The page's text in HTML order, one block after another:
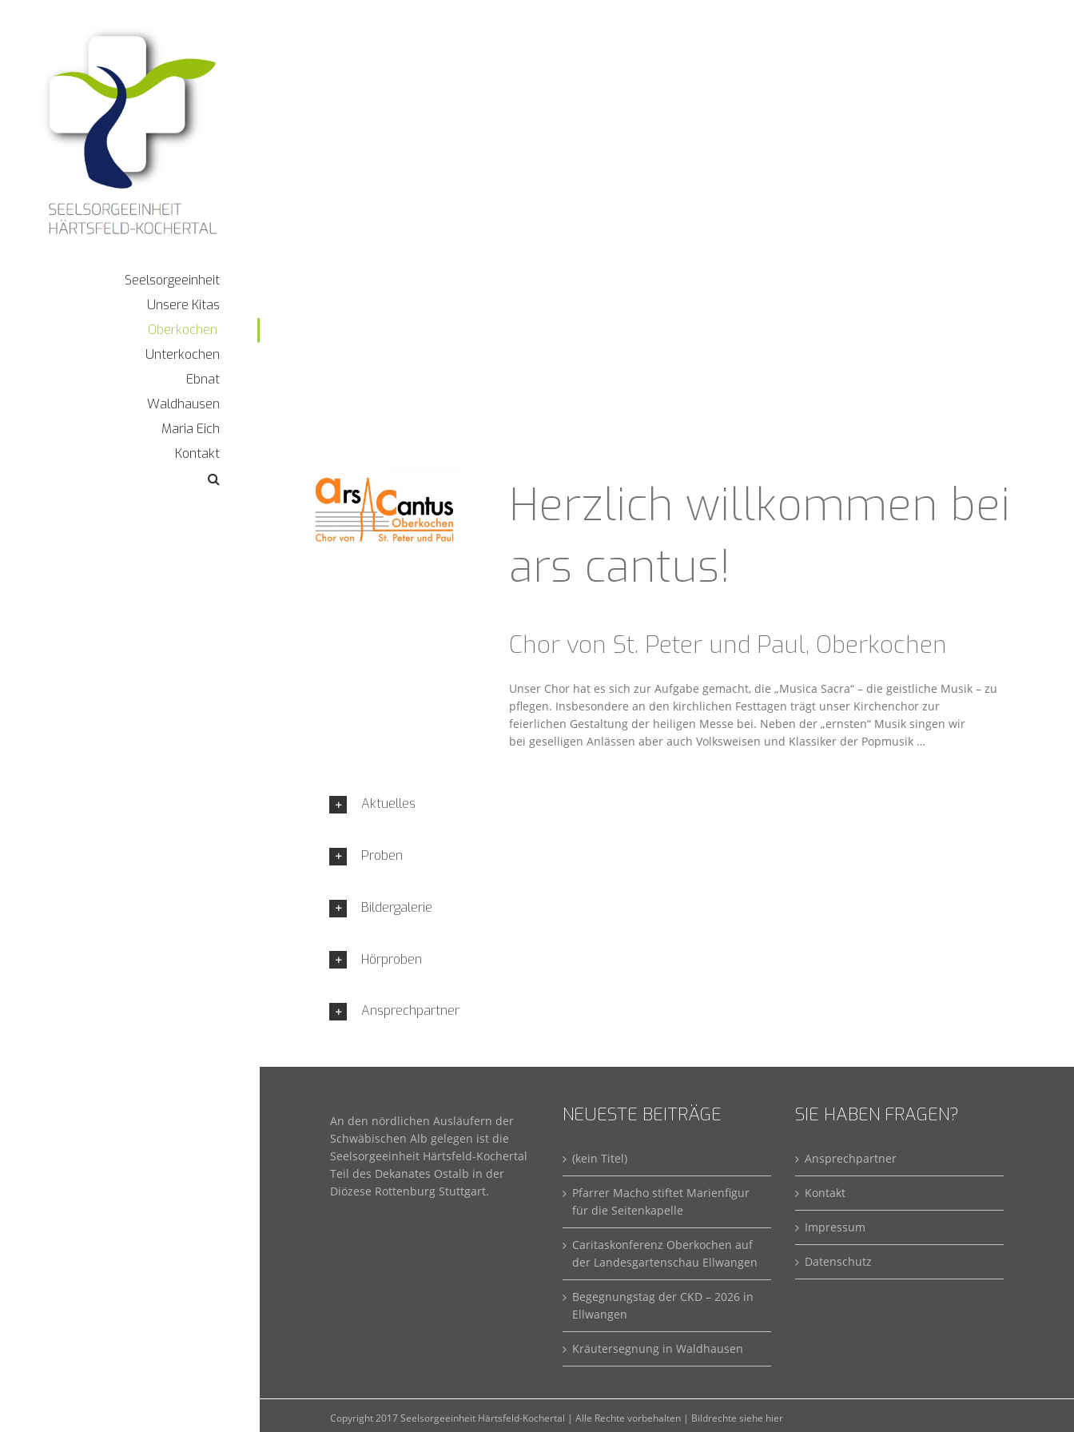
Seelsorgeeinheit
Unsere Kitas
Oberkochen
Unterkochen
Ebnat
Waldhausen
Maria Eich
Kontakt
Herzlich willkommen bei
ars cantus!
Chor von St. Peter und Paul, Oberkochen
Unser Chor hat es sich zur Aufgabe gemacht, die „Musica Sacra“ – die geistliche Musik – zu
pflegen. Insbesondere an den kirchlichen Festtagen trägt unser Kirchenchor zur
feierlichen Gestaltung der heiligen Messe bei. Neben der „ernsten“ Musik singen wir
bei geselligen Anlässen aber auch Volksweisen und Klassiker der Popmusik …
Aktuelles
Proben
Bildergalerie
Hörproben
Ansprechpartner
An den nördlichen Ausläufern der
Schwäbischen Alb gelegen ist die
Seelsorgeeinheit Härtsfeld-Kochertal
Teil des Dekanates Ostalb in der
Diözese Rottenburg Stuttgart.
NEUESTE BEITRÄGE
(kein Titel)
Pfarrer Macho stiftet Marienfigur
für die Seitenkapelle
Caritaskonferenz Oberkochen auf
der Landesgartenschau Ellwangen
Begegnungstag der CKD – 2026 in
Ellwangen
Kräutersegnung in Waldhausen
SIE HABEN FRAGEN?
Ansprechpartner
Kontakt
Impressum
Datenschutz
Copyright 2017 Seelsorgeeinheit Härtsfeld-Kochertal | Alle Rechte vorbehalten | Bildrechte siehe hier